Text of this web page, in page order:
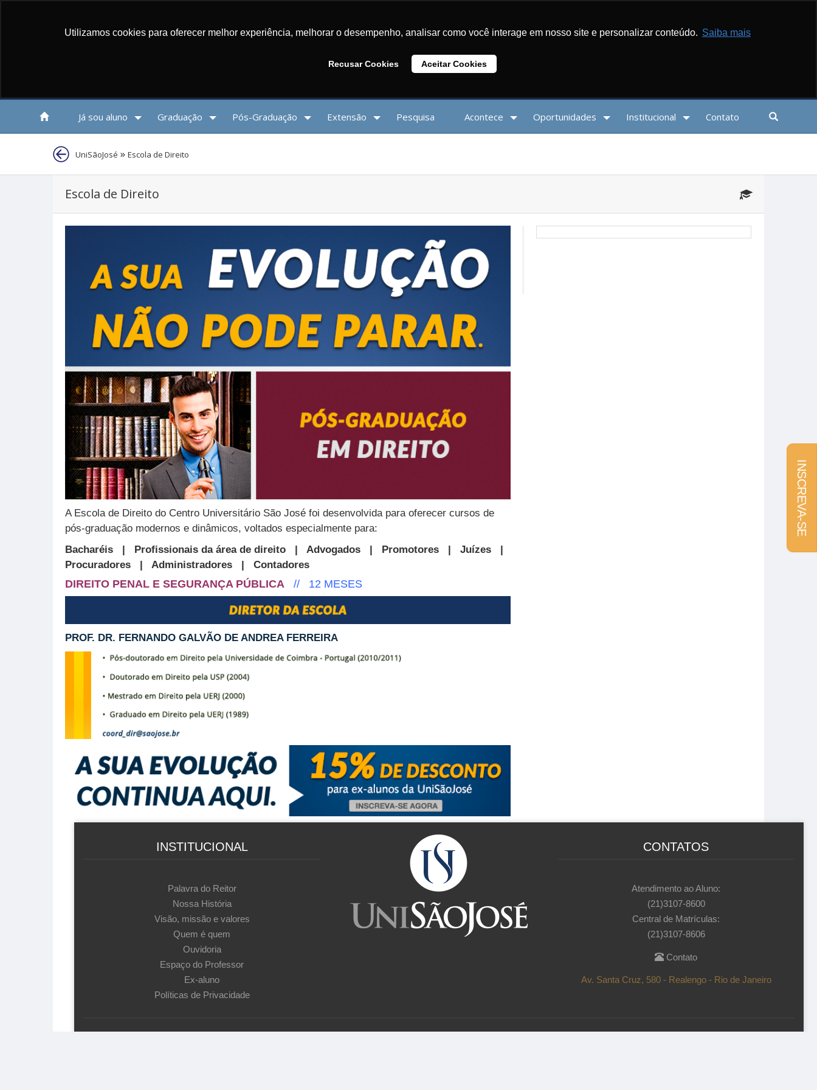
Utilizamos cookies para oferecer melhor experiência, melhorar o desempenho, analisar como você interage em nosso site e personalizar conteúdo. Saiba mais
Recusar Cookies Aceitar Cookies
Já sou aluno Graduação Pós-Graduação Extensão Pesquisa Acontece Oportunidades Institucional Contato
UniSãoJosé » Escola de Direito
Escola de Direito
A Escola de Direito do Centro Universitário São José foi desenvolvida para oferecer cursos de
pós-graduação modernos e dinâmicos, voltados especialmente para:
Bacharéis | Profissionais da área de direito | Advogados | Promotores | Juízes |
Procuradores | Administradores | Contadores
DIREITO PENAL E SEGURANÇA PÚBLICA // 12 MESES
PROF. DR. FERNANDO GALVÃO DE ANDREA FERREIRA
INSTITUCIONAL
Palavra do Reitor
Nossa História
Visão, missão e valores
Quem é quem
Ouvidoria
Espaço do Professor
Ex-aluno
Políticas de Privacidade
CONTATOS
Atendimento ao Aluno:
(21)3107-8600
Central de Matrículas:
(21)3107-8606
Contato
Av. Santa Cruz, 580 - Realengo - Rio de Janeiro
INSCREVA-SE